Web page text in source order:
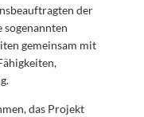
der
gemeinsam mit
das Projekt